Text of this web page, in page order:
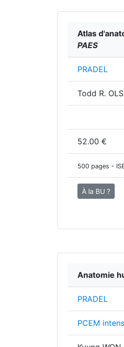
Atlas
PAES
PRADEL
Todd R.
52.00 €
500 pages -
À la BU ?
Anatomie
PRADEL
PCEM